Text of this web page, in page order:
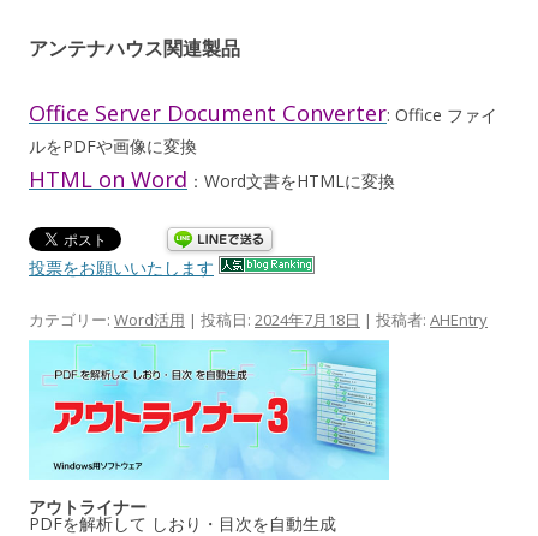
アンテナハウス関連製品
Office Server Document Converter: Office ファイ
ルをPDFや画像に変換
HTML on Word ：Word文書をHTMLに変換
投票をお願いいたします
カテゴリー: Word活用 | 投稿日: 2024年7月18日 | 投稿者: AHEntry
アウトライナー
PDFを解析して しおり・目次を自動生成